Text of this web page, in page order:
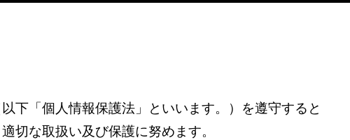
下「個人情報保護法」といいます。）を遵守すると
切な取扱い及び保護に努めます。